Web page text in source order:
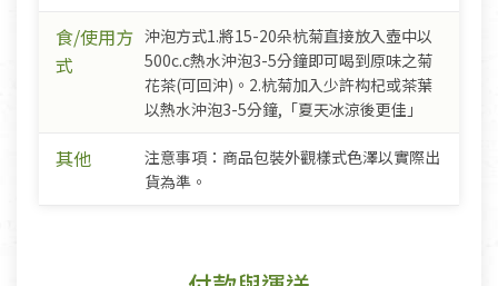
食/使用方
式
沖泡方式1.將15-20朵杭菊直接放入壺中以
500c.c熱水沖泡3-5分鐘即可喝到原味之菊
花茶(可回沖)。2.杭菊加入少許构杞或茶葉
以熱水沖泡3-5分鐘,「夏天冰涼後更佳」
其他
注意事項：商品包裝外觀樣式色澤以實際出
貨為準。